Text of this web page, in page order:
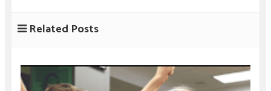
Related Posts